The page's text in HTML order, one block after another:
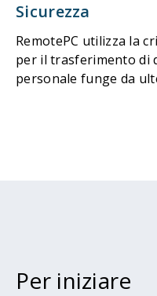
Sicurezza
RemotePC utilizza la
per il trasferimento di
personale funge da
Per iniziare